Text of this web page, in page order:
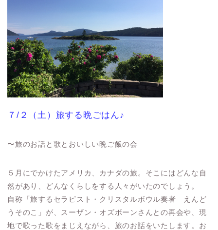
７/２（土）旅する晩ごはん♪
〜旅のお話と歌とおいしい晩ご飯の会
５月にでかけたアメリカ、カナダの旅。そこにはどんな自
然があり、どんなくらしをする人々がいたのでしょう。
自称「旅するセラピスト・クリスタルボウル奏者 えんど
うそのこ」が、スーザン・オズボーンさんとの再会や、現
地で歌った歌をまじえながら、旅のお話をいたします。お